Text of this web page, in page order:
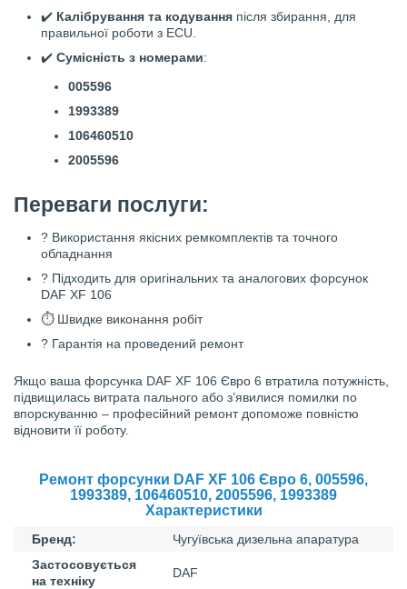
✔️ Калібрування та кодування після збирання, для
правильної роботи з ECU.
✔️ Сумісність з номерами:
005596
1993389
106460510
2005596
Переваги послуги:
? Використання якісних ремкомплектів та точного
обладнання
? Підходить для оригінальних та аналогових форсунок
DAF XF 106
⏱ Швидке виконання робіт
? Гарантія на проведений ремонт
Якщо ваша форсунка DAF XF 106 Євро 6 втратила потужність,
підвищилась витрата пального або з’явилися помилки по
впорскуванню – професійний ремонт допоможе повністю
відновити її роботу.
Ремонт форсунки DAF XF 106 Євро 6, 005596,
1993389, 106460510, 2005596, 1993389
Характеристики
Бренд:
Чугуївська дизельна апаратура
Застосовується
на техніку
DAF